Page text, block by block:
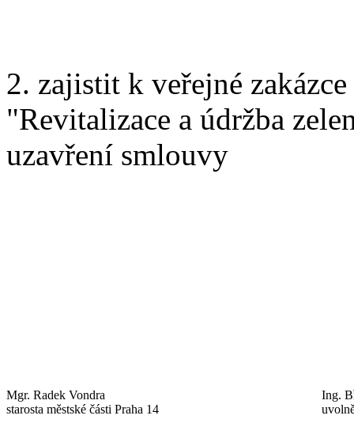
2. zajistit k veřejné
"Revitalizace a údržba
uzavření smlouvy
Mgr. Radek Vondra
starosta městské části Praha 14
Ing.